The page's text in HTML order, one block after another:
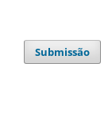
Submissão